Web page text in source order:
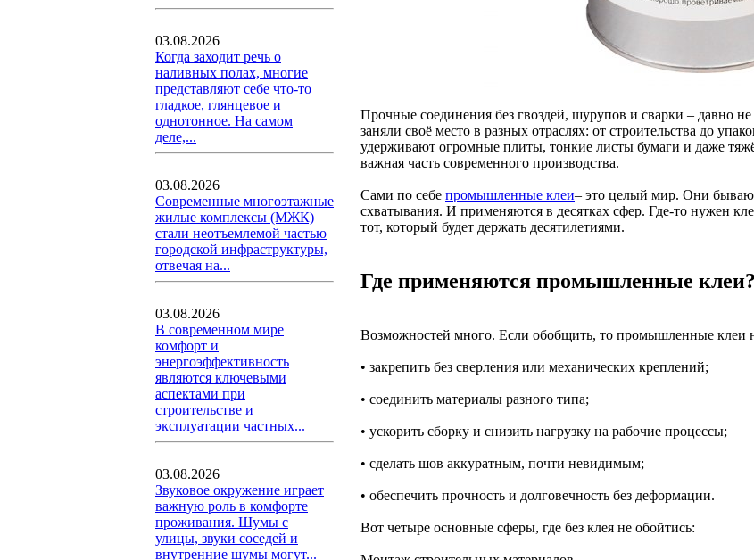
03.08.2026
Когда заходит речь о
наливных полах, многие
представляют себе что-то
гладкое, глянцевое и
однотонное. На самом
деле,...
03.08.2026
Современные многоэтажные
жилые комплексы (МЖК)
стали неотъемлемой частью
городской инфраструктуры,
отвечая на...
03.08.2026
В современном мире
комфорт и
энергоэффективность
являются ключевыми
аспектами при
строительстве и
эксплуатации частных...
03.08.2026
Звуковое окружение играет
важную роль в комфорте
проживания. Шумы с
улицы, звуки соседей и
внутренние шумы могут...
Прочные соединения без гвоздей, шурупов и сварки – давно
заняли своё место в разных отраслях: от строительства до
удерживают огромные плиты, тонкие листы бумаги и даже
важная часть современного производства.
Сами по себе промышленные клеи– это целый мир. Они
схватывания. И применяются в десятках сфер. Где-то нужен
тот, который будет держать десятилетиями.
Где применяются промышленные клеи?
Возможностей много. Если обобщить, то промышленные клеи
• закрепить без сверления или механических креплений;
• соединить материалы разного типа;
• ускорить сборку и снизить нагрузку на рабочие процессы;
• сделать шов аккуратным, почти невидимым;
• обеспечить прочность и долговечность без деформации.
Вот четыре основные сферы, где без клея не обойтись: